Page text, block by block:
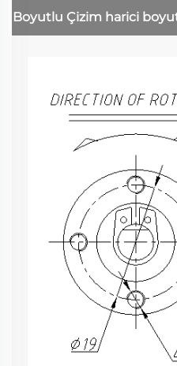
Boyutlu Çizim harici